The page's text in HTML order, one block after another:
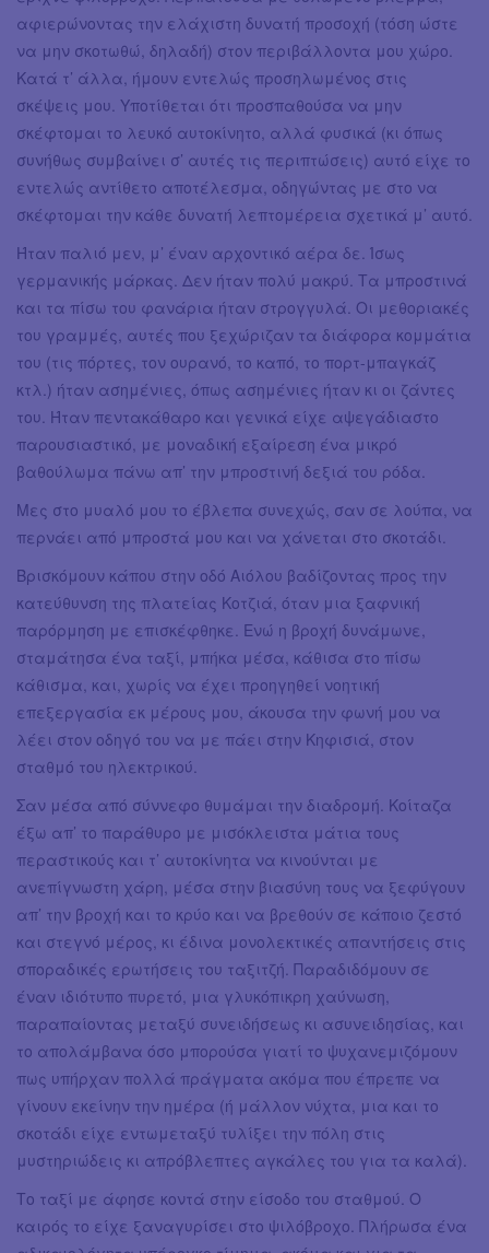
αφιερώνοντας την ελάχιστη δυνατή προσοχή (τόση ώστε
να μην σκοτωθώ, δηλαδή) στον περιβάλλοντα μου χώρο.
Κατά τ’ άλλα, ήμουν εντελώς προσηλωμένος στις
σκέψεις μου. Υποτίθεται ότι προσπαθούσα να μην
σκέφτομαι το λευκό αυτοκίνητο, αλλά φυσικά (κι όπως
συνήθως συμβαίνει σ’ αυτές τις περιπτώσεις) αυτό είχε το
εντελώς αντίθετο αποτέλεσμα, οδηγώντας με στο να
σκέφτομαι την κάθε δυνατή λεπτομέρεια σχετικά μ’ αυτό.
Ήταν παλιό μεν, μ’ έναν αρχοντικό αέρα δε. Ίσως
γερμανικής μάρκας. Δεν ήταν πολύ μακρύ. Τα μπροστινά
και τα πίσω του φανάρια ήταν στρογγυλά. Οι μεθοριακές
του γραμμές, αυτές που ξεχώριζαν τα διάφορα κομμάτια
του (τις πόρτες, τον ουρανό, το καπό, το πορτ-μπαγκάζ
κτλ.) ήταν ασημένιες, όπως ασημένιες ήταν κι οι ζάντες
του. Ήταν πεντακάθαρο και γενικά είχε αψεγάδιαστο
παρουσιαστικό, με μοναδική εξαίρεση ένα μικρό
βαθούλωμα πάνω απ’ την μπροστινή δεξιά του ρόδα.
Μες στο μυαλό μου το έβλεπα συνεχώς, σαν σε λούπα, να
περνάει από μπροστά μου και να χάνεται στο σκοτάδι.
Βρισκόμουν κάπου στην οδό Αιόλου βαδίζοντας προς την
κατεύθυνση της πλατείας Κοτζιά, όταν μια ξαφνική
παρόρμηση με επισκέφθηκε. Ενώ η βροχή δυνάμωνε,
σταμάτησα ένα ταξί, μπήκα μέσα, κάθισα στο πίσω
κάθισμα, και, χωρίς να έχει προηγηθεί νοητική
επεξεργασία εκ μέρους μου, άκουσα την φωνή μου να
λέει στον οδηγό του να με πάει στην Κηφισιά, στον
σταθμό του ηλεκτρικού.
Σαν μέσα από σύννεφο θυμάμαι την διαδρομή. Κοίταζα
έξω απ’ το παράθυρο με μισόκλειστα μάτια τους
περαστικούς και τ’ αυτοκίνητα να κινούνται με
ανεπίγνωστη χάρη, μέσα στην βιασύνη τους να ξεφύγουν
απ’ την βροχή και το κρύο και να βρεθούν σε κάποιο ζεστό
και στεγνό μέρος, κι έδινα μονολεκτικές απαντήσεις στις
σποραδικές ερωτήσεις του ταξιτζή. Παραδιδόμουν σε
έναν ιδιότυπο πυρετό, μια γλυκόπικρη χαύνωση,
παραπαίοντας μεταξύ συνειδήσεως κι ασυνειδησίας, και
το απολάμβανα όσο μπορούσα γιατί το ψυχανεμιζόμουν
πως υπήρχαν πολλά πράγματα ακόμα που έπρεπε να
γίνουν εκείνην την ημέρα (ή μάλλον νύχτα, μια και το
σκοτάδι είχε εντωμεταξύ τυλίξει την πόλη στις
μυστηριώδεις κι απρόβλεπτες αγκάλες του για τα καλά).
Το ταξί με άφησε κοντά στην είσοδο του σταθμού. Ο
καιρός το είχε ξαναγυρίσει στο ψιλόβροχο. Πλήρωσα ένα